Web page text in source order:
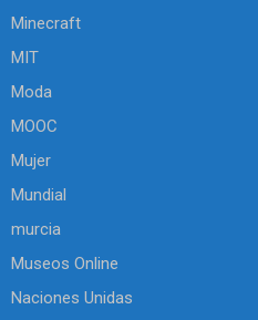
Minecraft
MIT
Moda
MOOC
Mujer
Mundial
murcia
Museos Online
Naciones Unidas